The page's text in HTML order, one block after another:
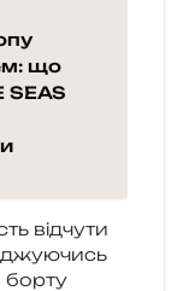
що
SEAS
від­чу­ти